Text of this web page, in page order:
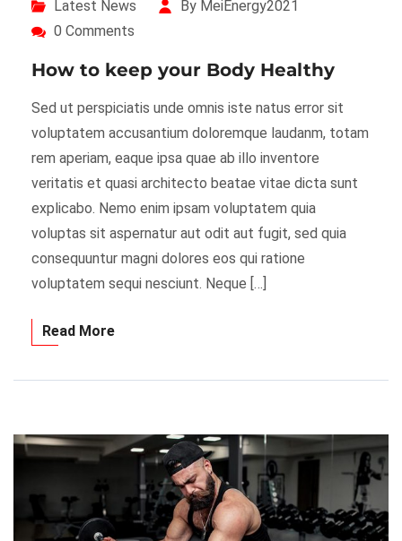
Latest News
By MeiEnergy2021
0 Comments
How to keep your Body Healthy
Sed ut perspiciatis unde omnis iste natus error sit
voluptatem accusantium doloremque laudanm, totam
rem aperiam, eaque ipsa quae ab illo inventore
veritatis et quasi architecto beatae vitae dicta sunt
explicabo. Nemo enim ipsam voluptatem quia
voluptas sit aspernatur aut odit aut fugit, sed quia
consequuntur magni dolores eos qui ratione
voluptatem sequi nesciunt. Neque […]
Read More